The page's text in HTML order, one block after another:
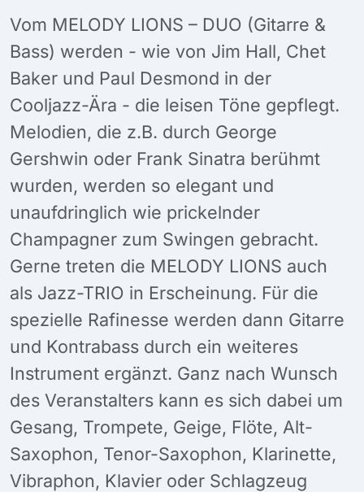
Vom MELODY LIONS – DUO (Gitarre &
Bass) werden - wie von Jim Hall, Chet
Baker und Paul Desmond in der
Cooljazz-Ära - die leisen Töne gepflegt.
Melodien, die z.B. durch George
Gershwin oder Frank Sinatra berühmt
wurden, werden so elegant und
unaufdringlich wie prickelnder
Champagner zum Swingen gebracht.
Gerne treten die MELODY LIONS auch
als Jazz-TRIO in Erscheinung. Für die
spezielle Rafinesse werden dann Gitarre
und Kontrabass durch ein weiteres
Instrument ergänzt. Ganz nach Wunsch
des Veranstalters kann es sich dabei um
Gesang, Trompete, Geige, Flöte, Alt-
Saxophon, Tenor-Saxophon, Klarinette,
Vibraphon, Klavier oder Schlagzeug